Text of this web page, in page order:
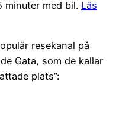
minuter med bil. Läs
resekanal på
Gata, som de kallar
plats”: